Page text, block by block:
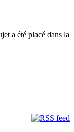
a été placé dans la